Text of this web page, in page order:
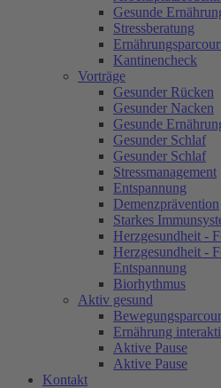
Gesunde
Stressberatung
Kantinencheck
Vorträge
Gesunder Rücken
Gesunder Nacken
Gesunde
Gesunder Schlaf
Gesunder Schlaf
Stressmanagement
Entspannung
Demenzprävention
Starkes
Herzgesundheit -
Herzgesundheit -
Entspannung
Biorhythmus
Aktiv gesund
Ernährung
Aktive Pause
Aktive Pause
Kontakt